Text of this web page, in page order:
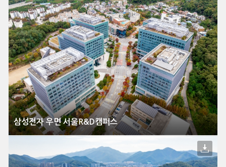
삼성전자 우면 서울R&D캠퍼스